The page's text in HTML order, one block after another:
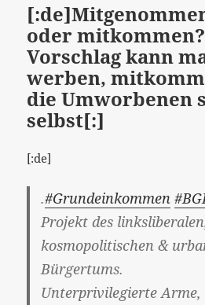
oder
Vorschlag kann
werben,
die Umworbenen
selbst[:]
[:de]
.#Grundeinkommen
Projekt des
kosmopolitischen &
Bürgertums.
Unterprivilegierte Arme,